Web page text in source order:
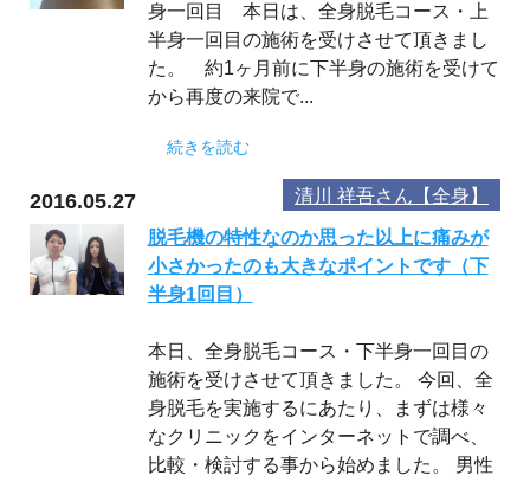
身一回目 本日は、全身脱毛コース・上
半身一回目の施術を受けさせて頂きまし
た。 約1ヶ月前に下半身の施術を受けて
から再度の来院で...
続きを読む
2016.05.27 清川 祥吾さん【全身】
脱毛機の特性なのか思った以上に痛みが
小さかったのも大きなポイントです（下
半身1回目）
本日、全身脱毛コース・下半身一回目の
施術を受けさせて頂きました。 今回、全
身脱毛を実施するにあたり、まずは様々
なクリニックをインターネットで調べ、
比較・検討する事から始めました。 男性